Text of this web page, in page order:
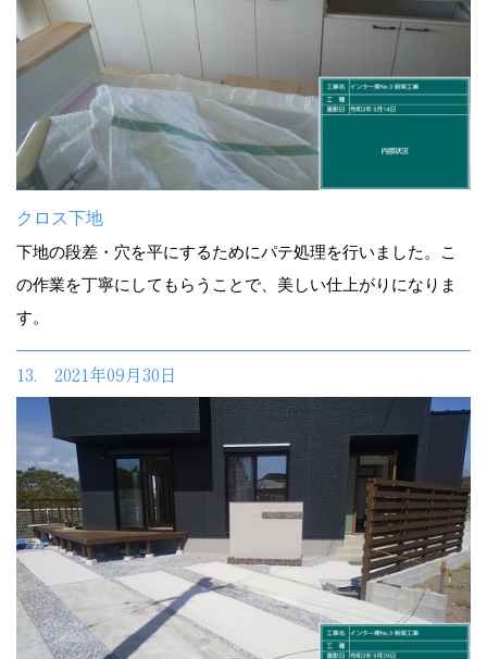
クロス下地
下地の段差・穴を平にするためにパテ処理を行いました。こ
の作業を丁寧にしてもらうことで、美しい仕上がりになりま
す。
13. 2021年09月30日